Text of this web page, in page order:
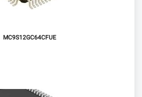
MC9S12GC64CFUE